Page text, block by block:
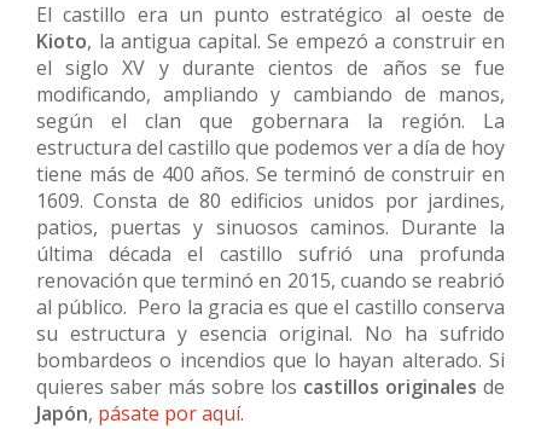
El castillo era un punto estratégico al oeste de
Kioto, la antigua capital. Se empezó a construir en
el siglo XV y durante cientos de años se fue
modificando, ampliando y cambiando de manos,
según el clan que gobernara la región. La
estructura del castillo que podemos ver a día de hoy
tiene más de 400 años. Se terminó de construir en
1609. Consta de 80 edificios unidos por jardines,
patios, puertas y sinuosos caminos. Durante la
última década el castillo sufrió una profunda
renovación que terminó en 2015, cuando se reabrió
al público. Pero la gracia es que el castillo conserva
su estructura y esencia original. No ha sufrido
bombardeos o incendios que lo hayan alterado. Si
quieres saber más sobre los castillos originales de
Japón, pásate por aquí.